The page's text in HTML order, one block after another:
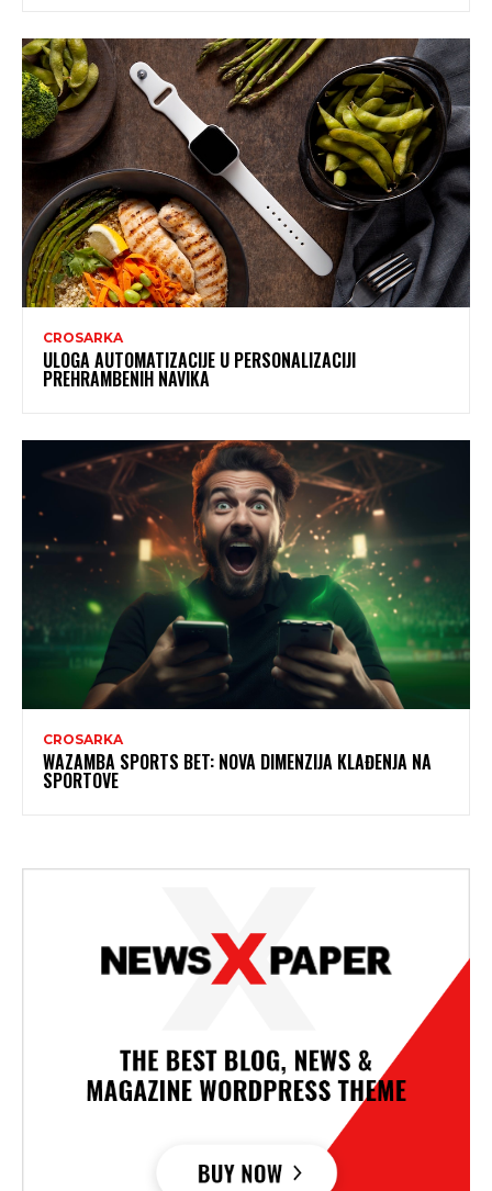
CROSARKA
ULOGA AUTOMATIZACIJE U PERSONALIZACIJI
PREHRAMBENIH NAVIKA
CROSARKA
WAZAMBA SPORTS BET: NOVA DIMENZIJA KLAĐENJA NA
SPORTOVE